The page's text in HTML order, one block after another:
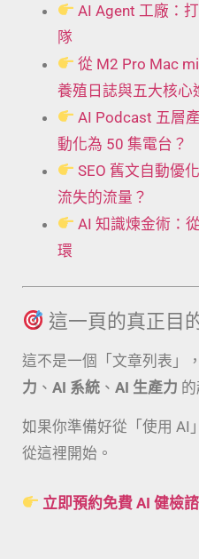
AI Agent 工廠：
隊
從 M2 Pro Mac
養殖日誌與五大核心
AI Podcast 五層
動化為 50 集電台？
SEO 舊文自動優
流失的流量？
AI 知識煉金術：
環
這一頁的真正目
這不是一個「文章列表」
力 、 AI 系統 、 AI 生產力 的
如果你準備好從「使用 AI
從這裡開始。
立即預約免費 AI 健檢